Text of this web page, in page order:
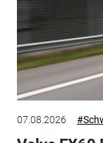
07.08.2026